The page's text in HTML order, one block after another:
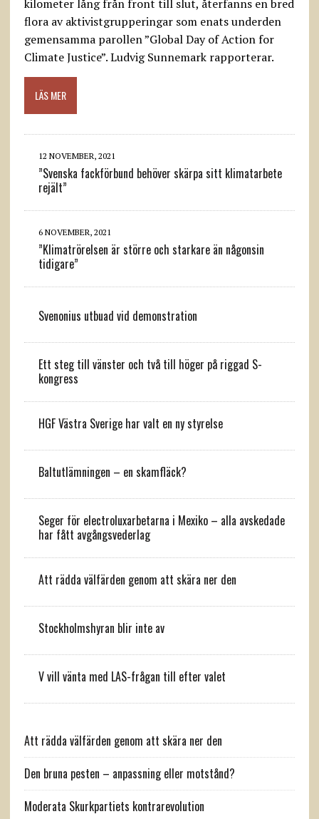
kilometer lång från front till slut, återfanns en bred
flora av aktivistgrupperingar som enats underden
gemensamma parollen ”Global Day of Action for
Climate Justice”. Ludvig Sunnemark rapporterar.
LÄS MER
12 NOVEMBER, 2021
”Svenska fackförbund behöver skärpa sitt klimatarbete
rejält”
6 NOVEMBER, 2021
”Klimatrörelsen är större och starkare än någonsin
tidigare”
Svenonius utbuad vid demonstration
Ett steg till vänster och två till höger på riggad S-
kongress
HGF Västra Sverige har valt en ny styrelse
Baltutlämningen – en skamfläck?
Seger för electroluxarbetarna i Mexiko – alla avskedade
har fått avgångsvederlag
Att rädda välfärden genom att skära ner den
Stockholmshyran blir inte av
V vill vänta med LAS-frågan till efter valet
Att rädda välfärden genom att skära ner den
Den bruna pesten – anpassning eller motstånd?
Moderata Skurkpartiets kontrarevolution